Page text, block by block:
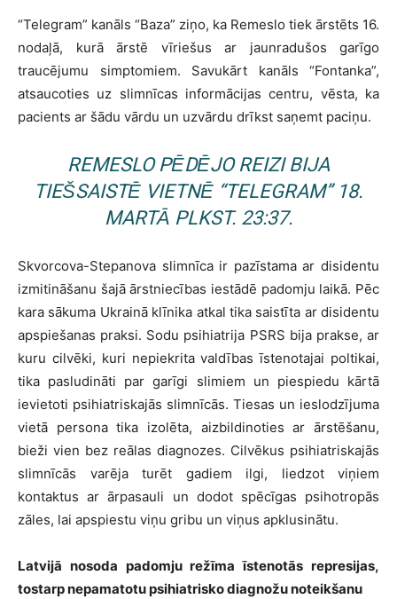
“Telegram” kanāls “Baza” ziņo, ka Remeslo tiek ārstēts 16.
nodaļā, kurā ārstē vīriešus ar jaunradušos garīgo
traucējumu simptomiem. Savukārt kanāls “Fontanka”,
atsaucoties uz slimnīcas informācijas centru, vēsta, ka
pacients ar šādu vārdu un uzvārdu drīkst saņemt paciņu.
REMESLO PĒDĒJO REIZI BIJA
TIEŠSAISTĒ VIETNĒ “TELEGRAM” 18.
MARTĀ PLKST. 23:37.
Skvorcova-Stepanova slimnīca ir pazīstama ar disidentu
izmitināšanu šajā ārstniecības iestādē padomju laikā. Pēc
kara sākuma Ukrainā klīnika atkal tika saistīta ar disidentu
apspiešanas praksi. Sodu psihiatrija PSRS bija prakse, ar
kuru cilvēki, kuri nepiekrita valdības īstenotajai poltikai,
tika pasludināti par garīgi slimiem un piespiedu kārtā
ievietoti psihiatriskajās slimnīcās. Tiesas un ieslodzījuma
vietā persona tika izolēta, aizbildinoties ar ārstēšanu,
bieži vien bez reālas diagnozes. Cilvēkus psihiatriskajās
slimnīcās varēja turēt gadiem ilgi, liedzot viņiem
kontaktus ar ārpasauli un dodot spēcīgas psihotropās
zāles, lai apspiestu viņu gribu un viņus apklusinātu.
Latvijā nosoda padomju režīma īstenotās represijas,
tostarp nepamatotu psihiatrisko diagnožu noteikšanu